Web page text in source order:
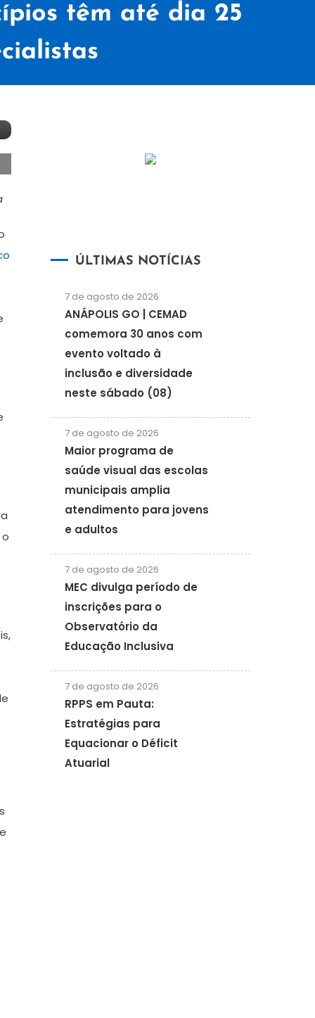
têm até dia 25
ÚLTIMAS NOTÍCIAS
7 de agosto de 2026
ANÁPOLIS GO | CEMAD
comemora 30 anos com
evento voltado à
inclusão e diversidade
neste sábado (08)
7 de agosto de 2026
Maior programa de
saúde visual das escolas
municipais amplia
atendimento para jovens
e adultos
7 de agosto de 2026
MEC divulga período de
inscrições para o
Observatório da
Educação Inclusiva
7 de agosto de 2026
RPPS em Pauta:
Estratégias para
Equacionar o Déficit
Atuarial